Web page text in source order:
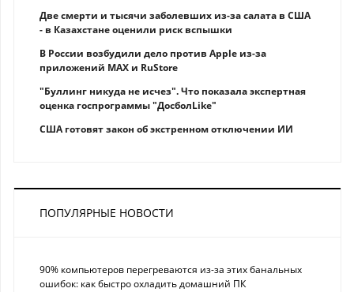
Две смерти и тысячи заболевших из-за салата в США
- в Казахстане оценили риск вспышки
В России возбудили дело против Apple из-за
приложений MAX и RuStore
"Буллинг никуда не исчез". Что показала экспертная
оценка госпрограммы "ДосболLike"
США готовят закон об экстренном отключении ИИ
ПОПУЛЯРНЫЕ НОВОСТИ
90% компьютеров перегреваются из-за этих банальных
ошибок: как быстро охладить домашний ПК